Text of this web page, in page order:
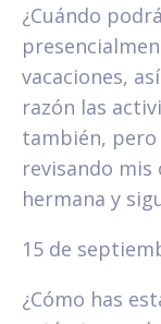
¿Cuándo
vacaciones,
razón las
también, pero
revisando mis
hermana y
15 de
¿Cómo has